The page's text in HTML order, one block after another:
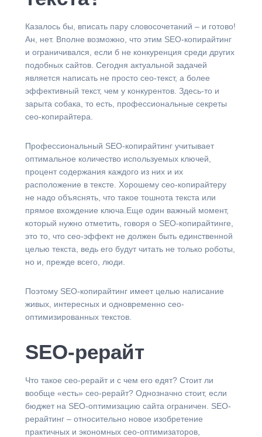
Казалось бы, вписать пару словосочетаний – и готово!
Ан, нет. Вполне возможно, что этим SEO-копирайтинг
и ограничивался, если б не конкуренция среди других
подобных сайтов. Сегодня актуальной задачей
является написать не просто сео-текст, а более
эффективный текст, чем у конкурентов. Здесь-то и
зарыта собака, то есть, профессиональные секреты
сео-копирайтера.
Профессиональный SEO-копирайтинг учитывает
оптимальное количество используемых ключей,
процент содержания каждого из них и их
расположение в тексте. Хорошему сео-копирайтеру
не надо объяснять, что такое тошнота текста или
прямое вхождение ключа.Еще один важный момент,
который нужно отметить, говоря о SEO-копирайтинге,
это то, что сео-эффект не должен быть единственной
целью текста, ведь его будут читать не только роботы,
но и, прежде всего, люди.
Поэтому SEO-копирайтинг имеет целью написание
живых, интересных и одновременно сео-
оптимизированных текстов.
SEO-рерайт
Что такое сео-рерайт и с чем его едят? Стоит ли
вообще «есть» сео-рерайт? Однозначно стоит, если
бюджет на SEO-оптимизацию сайта ограничен. SEO-
рерайтинг – относительно новое изобретение
практичных и экономных сео-оптимизаторов,